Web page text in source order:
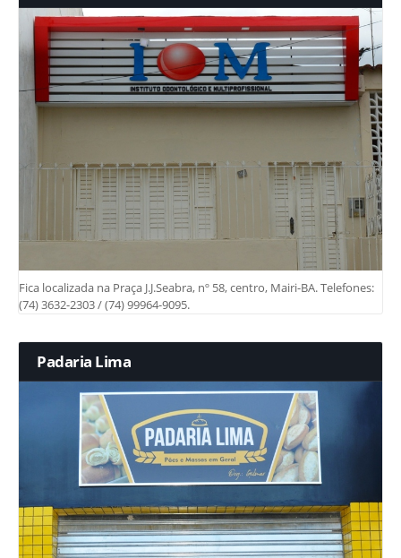
Fica localizada na Praça J.J.Seabra, nº 58, centro, Mairi-BA. Telefones:
(74) 3632-2303 / (74) 99964-9095.
Padaria Lima